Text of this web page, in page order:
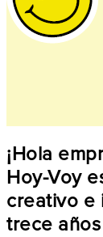
¡Hola
Hoy-Voy
creativo e
trece